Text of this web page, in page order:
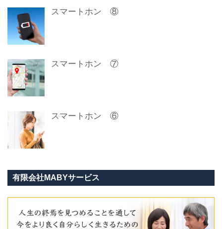
スマートホン ⑧
スマートホン ⑦
スマートホン ⑥
有限会社MABYサービス